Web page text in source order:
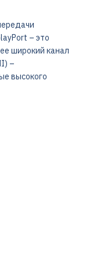
– это
широкий канал
–
высокого